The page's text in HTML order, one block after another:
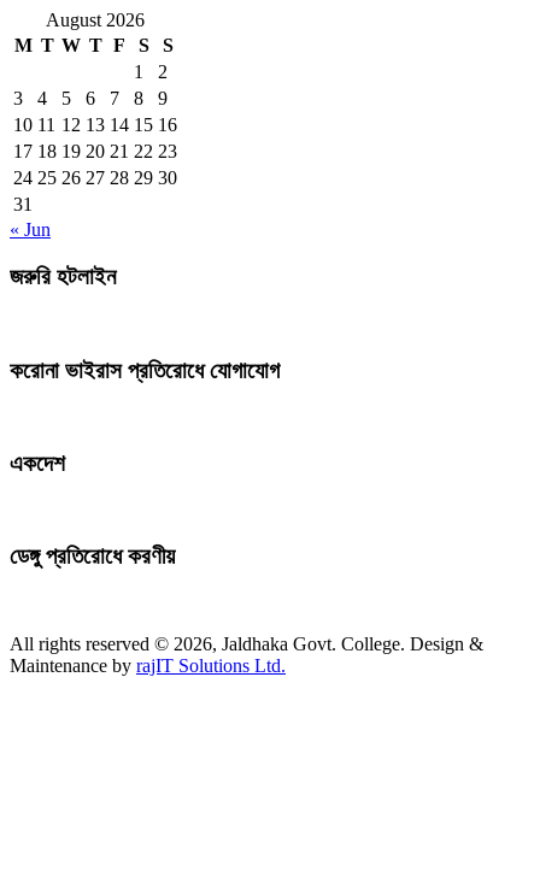
August 2026
M T W T F S
S
1
2
3
4 5 6 7 8
9
10 11 12 13 14 15 16
17 18 19 20 21 22 23
24 25 26 27 28 29 30
31
« Jun
জরুরি হটলাইন
করোনা ভাইরাস প্রতিরোধে যোগাযোগ
একদেশ
ডেঙ্গু প্রতিরোধে করণীয়
All rights reserved © 2026, Jaldhaka Govt. College. Design &
Maintenance by rajIT Solutions Ltd.